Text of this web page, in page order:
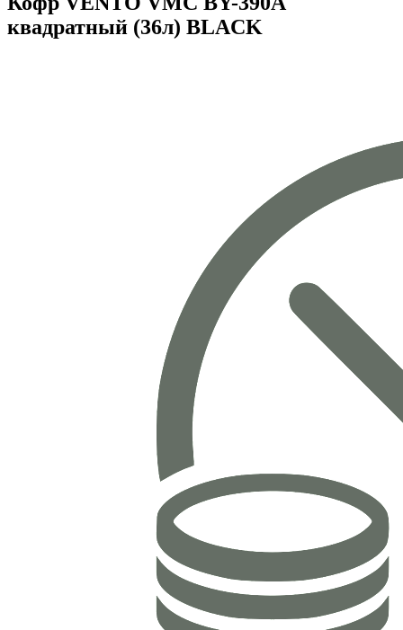
квадратный (36л) BLACK